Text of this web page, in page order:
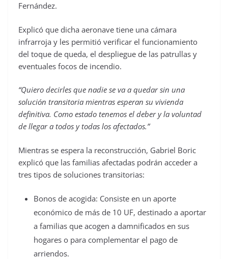
Fernández.
Explicó que dicha aeronave tiene una cámara
infrarroja y les permitió verificar el funcionamiento
del toque de queda, el despliegue de las patrullas y
eventuales focos de incendio.
“Quiero decirles que nadie se va a quedar sin una
solución transitoria mientras esperan su vivienda
definitiva. Como estado tenemos el deber y la voluntad
de llegar a todos y todas los afectados.”
Mientras se espera la reconstrucción, Gabriel Boric
explicó que las familias afectadas podrán acceder a
tres tipos de soluciones transitorias:
Bonos de acogida: Consiste en un aporte
económico de más de 10 UF, destinado a aportar
a familias que acogen a damnificados en sus
hogares o para complementar el pago de
arriendos.